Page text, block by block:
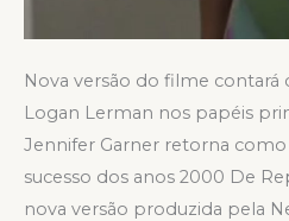
Nova versão do filme contará
Logan Lerman nos papéis
Jennifer Garner retorna
sucesso dos anos 2000 De
nova versão produzida pela